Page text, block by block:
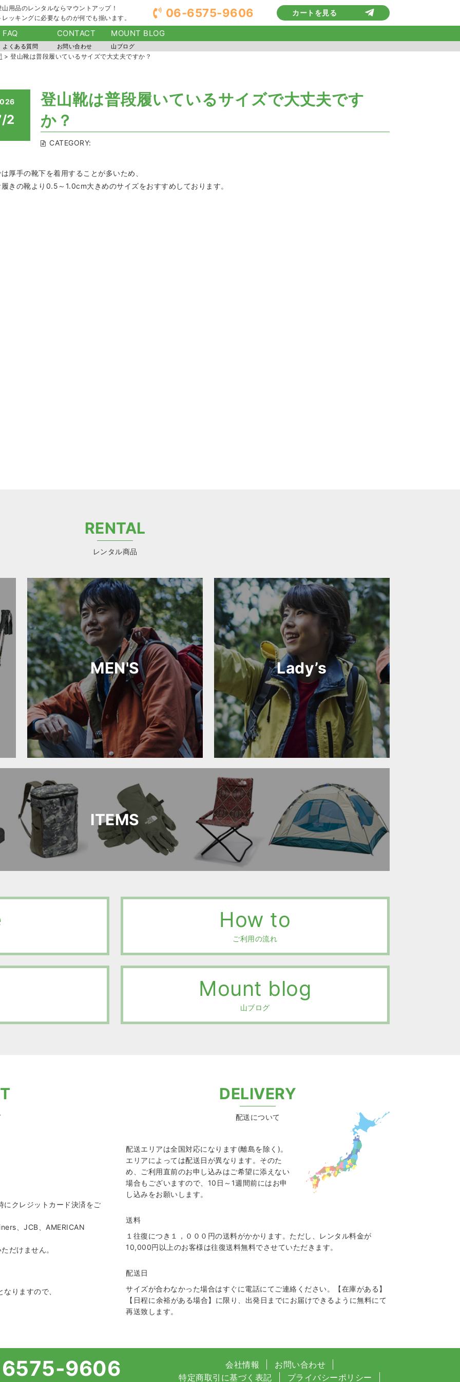
用品のレンタルならマウントアップ！
ッキングに必要なものが何でも揃います。
06-6575-9606 カートを見る
FAQ
よくある質問
CONTACT
お問い合わせ
MOUNT BLOG
山ブログ
> 登山靴は普段履いているサイズで大丈夫ですか？
2
登山靴は普段履いているサイズで大丈夫です
か？
CATEGORY:
厚手の靴下を着用することが多いため、
きの靴より0.5～1.0cm大きめのサイズをおすすめしております。
RENTAL
レンタル商品
MEN'S Lady’s
ITEMS
How to
ご利用の流れ
Mount blog
山ブログ
にクレジットカード決済をご
、JCB、AMERICAN
だけません。
りますので、
DELIVERY
配送について
配送エリアは全国対応になります(離島を除く)。
エリアによっては配送日が異なります。そのた
め、ご利用直前のお申し込みはご希望に添えない
場合もございますので、10日～1週間前にはお申
し込みをお願いします。
送料
１往復につき１，０００円の送料がかかります。ただし、レンタル料金が
10,000円以上のお客様は往復送料無料でさせていただきます。
配送日
サイズが合わなかった場合はすぐに電話にてご連絡ください。【在庫がある】
【日程に余裕がある場合】に限り、出発日までにお届けできるように無料にて
再送致します。
9606 会社情報
お問い合わせ
特定商取引に基づく表記
プライバシーポリシー